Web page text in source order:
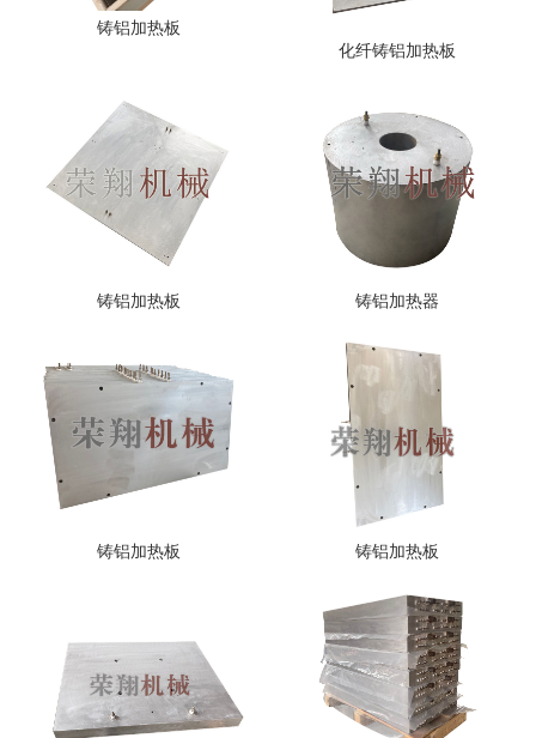
铸铝加热板
化纤铸铝加热板
铸铝加热板 铸铝加热器
铸铝加热板 铸铝加热板